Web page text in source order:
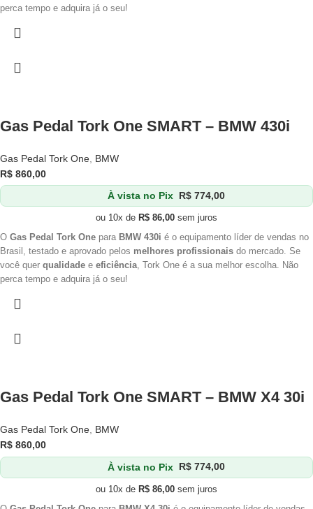
perca tempo e adquira já o seu!
Gas Pedal Tork One SMART – BMW 430i
Gas Pedal Tork One BMW
R$ 860,00
À vista no Pix R$ 774,00
ou 10x de R$ 86,00 sem juros
O Gas Pedal Tork One para BMW 430i é o equipamento líder de vendas no
Brasil, testado e aprovado pelos melhores profissionais do mercado. Se
você quer qualidade e eficiência, Tork One é a sua melhor escolha. Não
perca tempo e adquira já o seu!
Gas Pedal Tork One SMART – BMW X4 30i
Gas Pedal Tork One, BMW
R$ 860,00
À vista no Pix R$ 774,00
ou 10x de R$ 86,00 sem juros